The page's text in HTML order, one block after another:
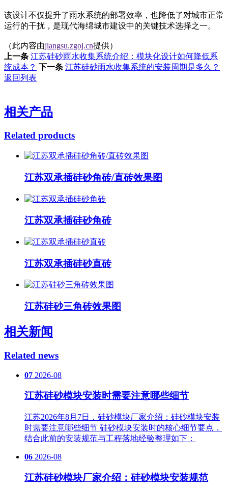
该设计不仅提升了雨水系统的部署效率，也降低了对城市正常
运行的干扰，是现代海绵城市建设中的关键技术选择之一。
（此内容由jiangsu.zgoj.cn提供）
上一条 江苏硅砂雨水收集系统介绍：模块化设计如何降低系
统成本？ 下一条 江苏硅砂雨水收集系统的安装周期是多久？
返回列表
相关产品
Related products
江苏双承插硅砂角砖/直砖效果图
江苏双承插硅砂角砖
江苏双承插硅砂直砖
江苏硅砂三角砖效果图
相关新闻
Related news
07 2026-08
江苏硅砂模块安装时需要注意哪些细节
江苏2026年8月7日，硅砂模块厂家介绍：硅砂模块安装
时需要注意哪些细节 硅砂模块安装时的核心细节要点，
结合此前的安装规范与工程落地经验整理如下：
06 2026-08
江苏硅砂模块厂家介绍：硅砂模块安装规范